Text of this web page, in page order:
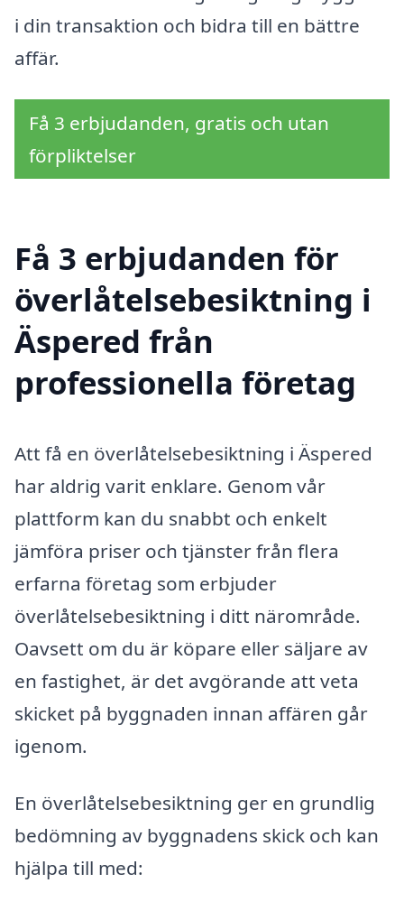
i din transaktion och bidra till en bättre
affär.
Få 3 erbjudanden, gratis och utan
förpliktelser
Få 3 erbjudanden för
överlåtelsebesiktning i
Äspered från
professionella företag
Att få en överlåtelsebesiktning i Äspered
har aldrig varit enklare. Genom vår
plattform kan du snabbt och enkelt
jämföra priser och tjänster från flera
erfarna företag som erbjuder
överlåtelsebesiktning i ditt närområde.
Oavsett om du är köpare eller säljare av
en fastighet, är det avgörande att veta
skicket på byggnaden innan affären går
igenom.
En överlåtelsebesiktning ger en grundlig
bedömning av byggnadens skick och kan
hjälpa till med: